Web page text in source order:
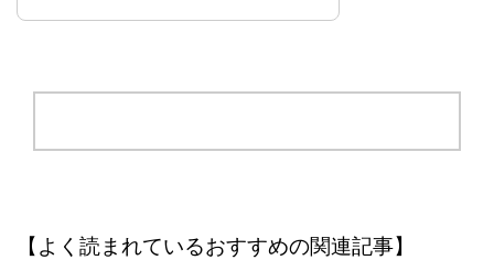
【よく読まれているおすすめの関連記事】